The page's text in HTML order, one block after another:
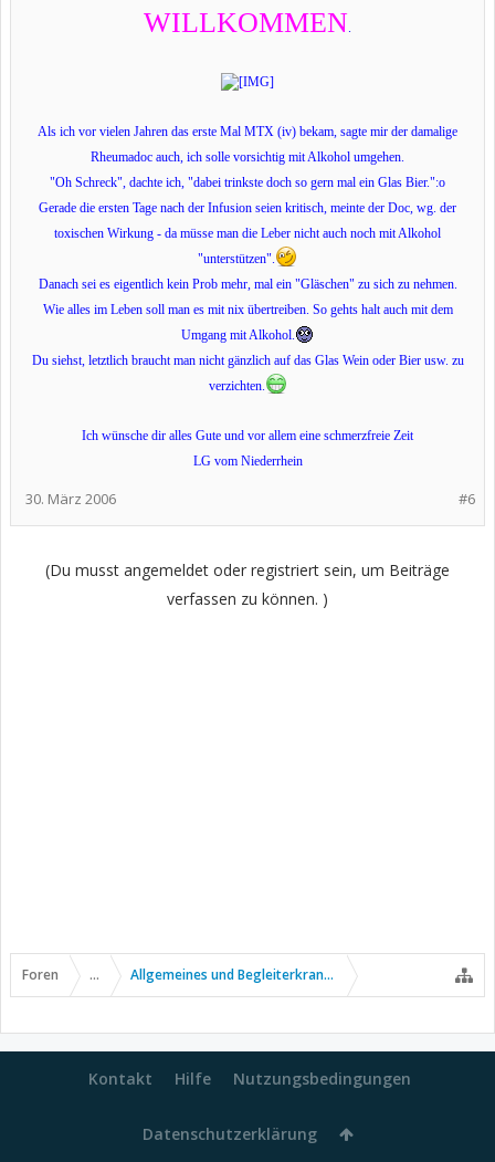
WILLKOMMEN.
Als ich vor vielen Jahren das erste Mal MTX (iv) bekam, sagte mir der damalige
Rheumadoc auch, ich solle vorsichtig mit Alkohol umgehen.
"Oh Schreck", dachte ich, "dabei trinkste doch so gern mal ein Glas Bier.":o
Gerade die ersten Tage nach der Infusion seien kritisch, meinte der Doc, wg. der
toxischen Wirkung - da müsse man die Leber nicht auch noch mit Alkohol
"unterstützen".
Danach sei es eigentlich kein Prob mehr, mal ein "Gläschen" zu sich zu nehmen.
Wie alles im Leben soll man es mit nix übertreiben. So gehts halt auch mit dem
Umgang mit Alkohol.
Du siehst, letztlich braucht man nicht gänzlich auf das Glas Wein oder Bier usw. zu
verzichten.
Ich wünsche dir alles Gute und vor allem eine schmerzfreie Zeit
LG vom Niederrhein
#6
30. März 2006
(Du musst angemeldet oder registriert sein, um Beiträge
verfassen zu können. )
Foren ... Allgemeines und Begleiterkrankungen
Kontakt Hilfe Nutzungsbedingungen
Datenschutzerklärung